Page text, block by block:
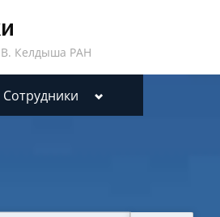
Келдыша РАН
Сотрудники Toggle
menu